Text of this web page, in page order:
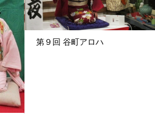
第９回 谷町アロハ